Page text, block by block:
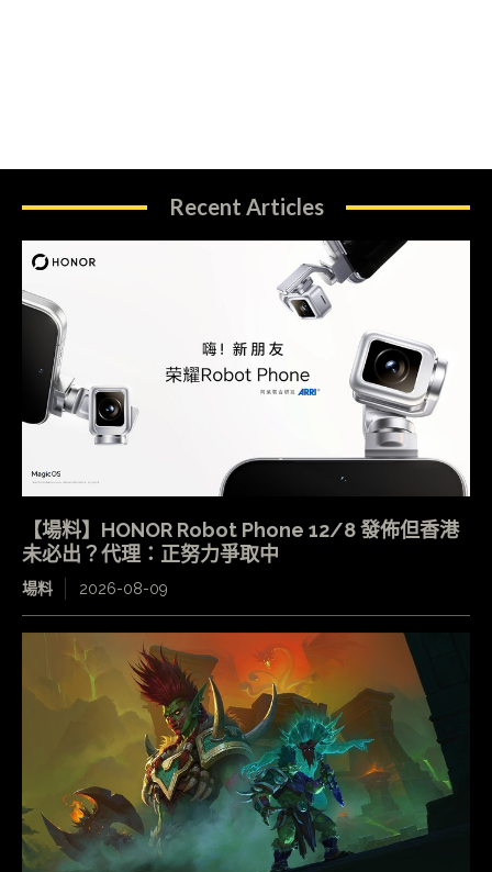
Recent Articles
【場料】HONOR Robot Phone 12/8 發佈但香港
未必出？代理：正努力爭取中
場料 2026-08-09